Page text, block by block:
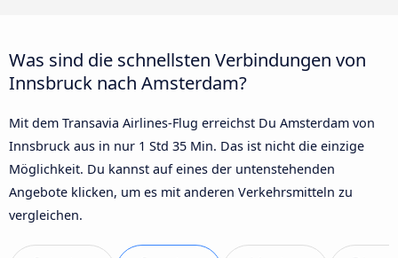
Was sind die schnellsten Verbindungen von
Innsbruck nach Amsterdam?
Mit dem Transavia Airlines-Flug erreichst Du Amsterdam von
Innsbruck aus in nur 1 Std 35 Min. Das ist nicht die einzige
Möglichkeit. Du kannst auf eines der untenstehenden
Angebote klicken, um es mit anderen Verkehrsmitteln zu
vergleichen.